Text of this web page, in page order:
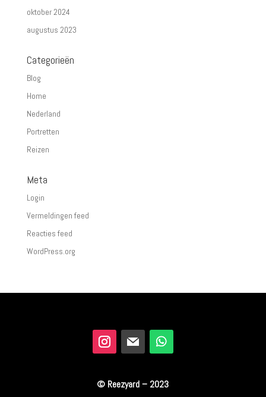
oktober 2024
augustus 2023
Categorieën
Blog
Home
Nederland
Portretten
Reizen
Meta
Login
Vermeldingen feed
Reacties feed
WordPress.org
© Reezyard – 2023